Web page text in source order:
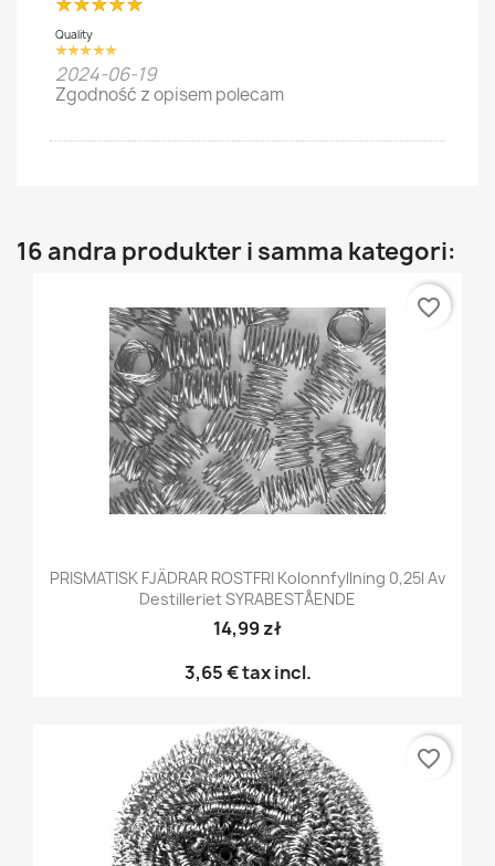
Quality
2024-06-19
Zgodność z opisem polecam
16 andra produkter i samma kategori:
PRISMATISK FJÄDRAR ROSTFRI Kolonnfyllning 0,25l Av
Destilleriet SYRABESTÅENDE
14,99 zł
3,65 €tax incl.
favorite_border
favorite_border